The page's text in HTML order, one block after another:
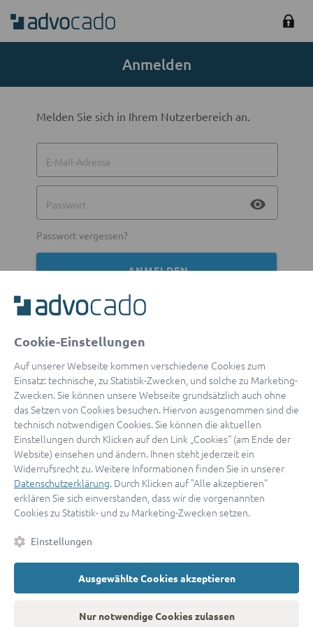
Anmelden
Melden Sie sich in Ihrem Nutzerbereich an.
E-Mail-Adresse
Passwort visibility
Passwort vergessen?
ANMELDEN
Mit Apple anmelden
Sign in with Google
By continuing, you are indicating that you accept ourTerms of
ServiceandPrivacy Policy.
Sie haben noch keinen Zugang?Hier registrieren
oder als Anwalt registrieren.
© 2026 advocado
Cookie-Einstellungen
Auf unserer Webseite kommen verschiedene Cookies zum
Einsatz: technische, zu Statistik-Zwecken, und solche zu Marketing-
Zwecken. Sie können unsere Webseite grundsätzlich auch ohne
das Setzen von Cookies besuchen. Hiervon ausgenommen sind die
technisch notwendigen Cookies. Sie können die aktuellen
Einstellungen durch Klicken auf den Link „Cookies“ (am Ende der
Website) einsehen und ändern. Ihnen steht jederzeit ein
Widerrufsrecht zu. Weitere Informationen finden Sie in unserer
Datenschutzerklärung. Durch Klicken auf "Alle akzeptieren"
erklären Sie sich einverstanden, dass wir die vorgenannten
Cookies zu Statistik- und zu Marketing-Zwecken setzen.
Einstellungen
Ausgewählte Cookies akzeptieren
Nur notwendige Cookies zulassen